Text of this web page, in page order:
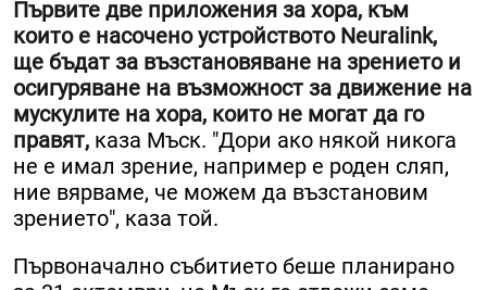
Първите две приложения за хора, към
които е насочено устройството Neuralink,
ще бъдат за възстановяване на зрението и
осигуряване на възможност за движение на
мускулите на хора, които не могат да го
правят, каза Мъск. "Дори ако някой никога
не е имал зрение, например е роден сляп,
ние вярваме, че можем да възстановим
зрението", каза той.
Първоначално събитието беше планирано